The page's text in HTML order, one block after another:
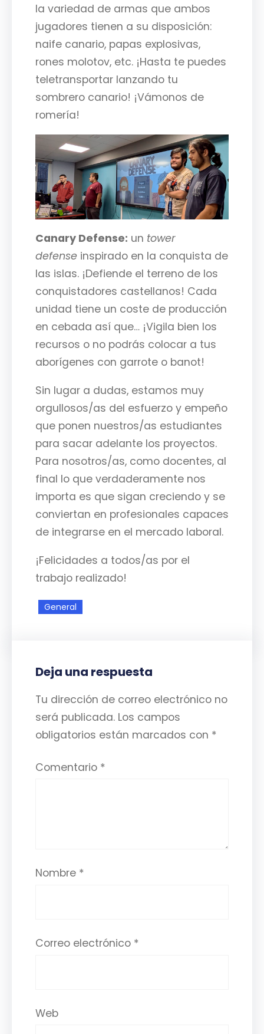
la variedad de armas que ambos
jugadores tienen a su disposición:
naife canario, papas explosivas,
rones molotov, etc. ¡Hasta te puedes
teletransportar lanzando tu
sombrero canario! ¡Vámonos de
romería!
Canary Defense: un tower
defense inspirado en la conquista de
las islas. ¡Defiende el terreno de los
conquistadores castellanos! Cada
unidad tiene un coste de producción
en cebada así que… ¡Vigila bien los
recursos o no podrás colocar a tus
aborígenes con garrote o banot!
Sin lugar a dudas, estamos muy
orgullosos/as del esfuerzo y empeño
que ponen nuestros/as estudiantes
para sacar adelante los proyectos.
Para nosotros/as, como docentes, al
final lo que verdaderamente nos
importa es que sigan creciendo y se
conviertan en profesionales capaces
de integrarse en el mercado laboral.
¡Felicidades a todos/as por el
trabajo realizado!
General
Deja una respuesta
Tu dirección de correo electrónico no
será publicada. Los campos
obligatorios están marcados con *
Comentario *
Nombre *
Correo electrónico *
Web